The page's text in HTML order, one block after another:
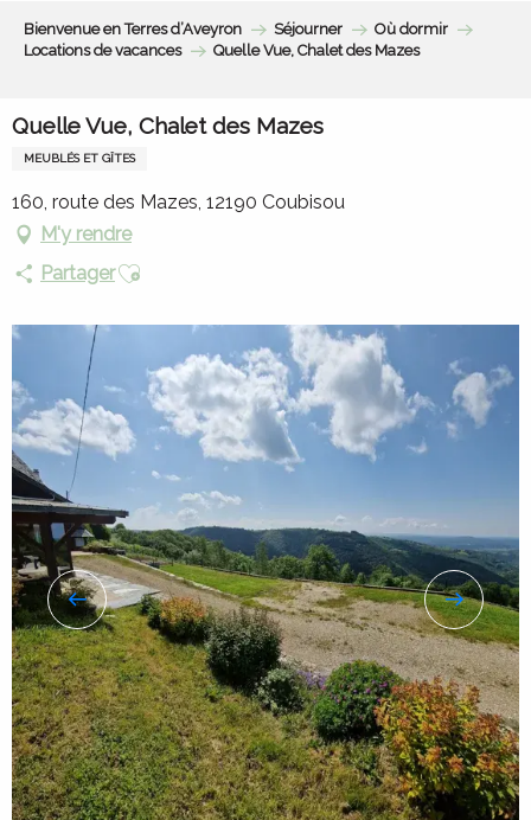
Bienvenue en Terres d’Aveyron Séjourner
Où dormir
Locations de vacances
Quelle Vue, Chalet des Mazes
Quelle Vue, Chalet des Mazes
MEUBLÉS ET GÎTES
160, route des Mazes, 12190 Coubisou
M'y rendre
PartagerAjouter aux favoris